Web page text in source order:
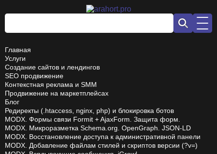
Главная
Услуги
Создание сайтов и лендингов
SEO продвижение
Контекстная реклама и SMM
Продвижение на маркетплейсах
Блог
Редиректы (.htaccess, nginx, php) и блокировка ботов
MODX. Формы связи Formit + AjaxForm. Защита форм.
MODX. Микроразметка Schema.org. OpenGraph. JSON-LD
MODX. Восстановление доступа к административной панели
MODX. Добавление файлам стилей и скриптов версии (?v=)